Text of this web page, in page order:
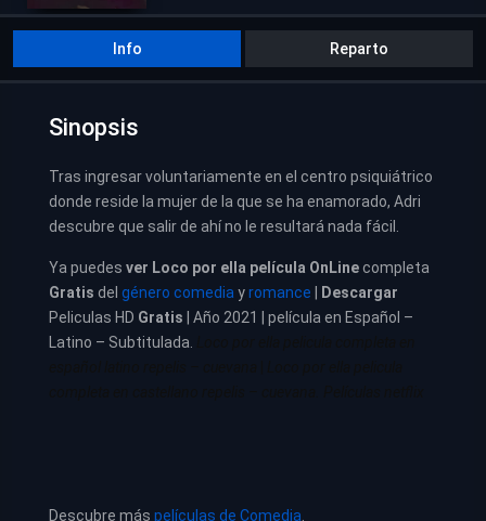
Info Reparto
Sinopsis
Tras ingresar voluntariamente en el centro psiquiátrico
donde reside la mujer de la que se ha enamorado, Adri
descubre que salir de ahí no le resultará nada fácil.
Ya puedes ver Loco por ella película OnLinecompleta
Gratis del género comedia yromance
Descargar
Peliculas HD Gratis | Año 2021 | película en Español –
Latino – Subtitulada.
Descubre más películas de Comedia